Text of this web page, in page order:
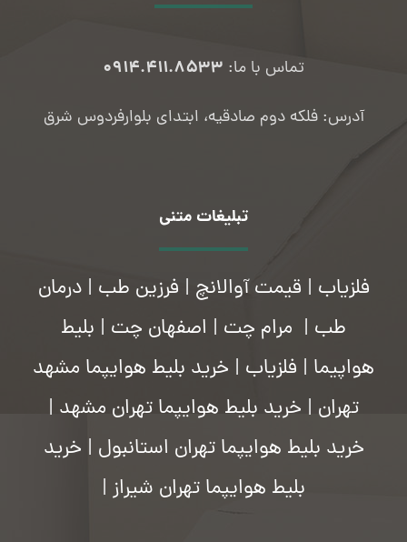
تماس با ما: ۰۹۱۴.۴۱۱.۸۵۳۳
آدرس: فلکه دوم صادقیه، ابتدای بلوارفردوس شرق
تبلیغات متنی
فلزیاب | قیمت آوالانچ | فرزین طب |درمان
طب | مرام چت | اصفهان چت | بلیط
هواپیما | فلزیاب | خرید بلیط هوایپما مشهد
تهران | خرید بلیط هوایپما تهران مشهد |
خرید بلیط هوایپما تهران استانبول | خرید
بلیط هوایپما تهران شیراز |